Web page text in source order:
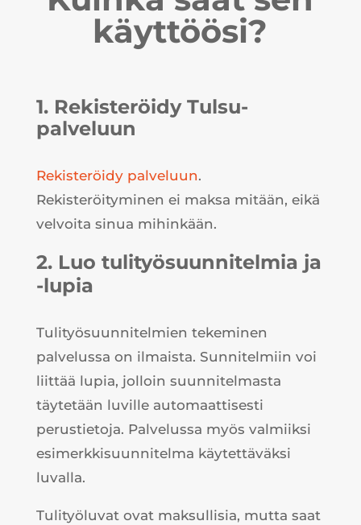
käyttöösi?
1. Rekisteröidy Tulsu-
palveluun
Rekisteröidy palveluun.
Rekisteröityminen ei maksa mitään, eikä
velvoita sinua mihinkään.
2. Luo tulityösuunnitelmia ja
-lupia
Tulityösuunnitelmien tekeminen
palvelussa on ilmaista. Sunnitelmiin voi
liittää lupia, jolloin suunnitelmasta
täytetään luville automaattisesti
perustietoja. Palvelussa myös valmiiksi
esimerkkisuunnitelma käytettäväksi
luvalla.
Tulityöluvat ovat maksullisia, mutta saat